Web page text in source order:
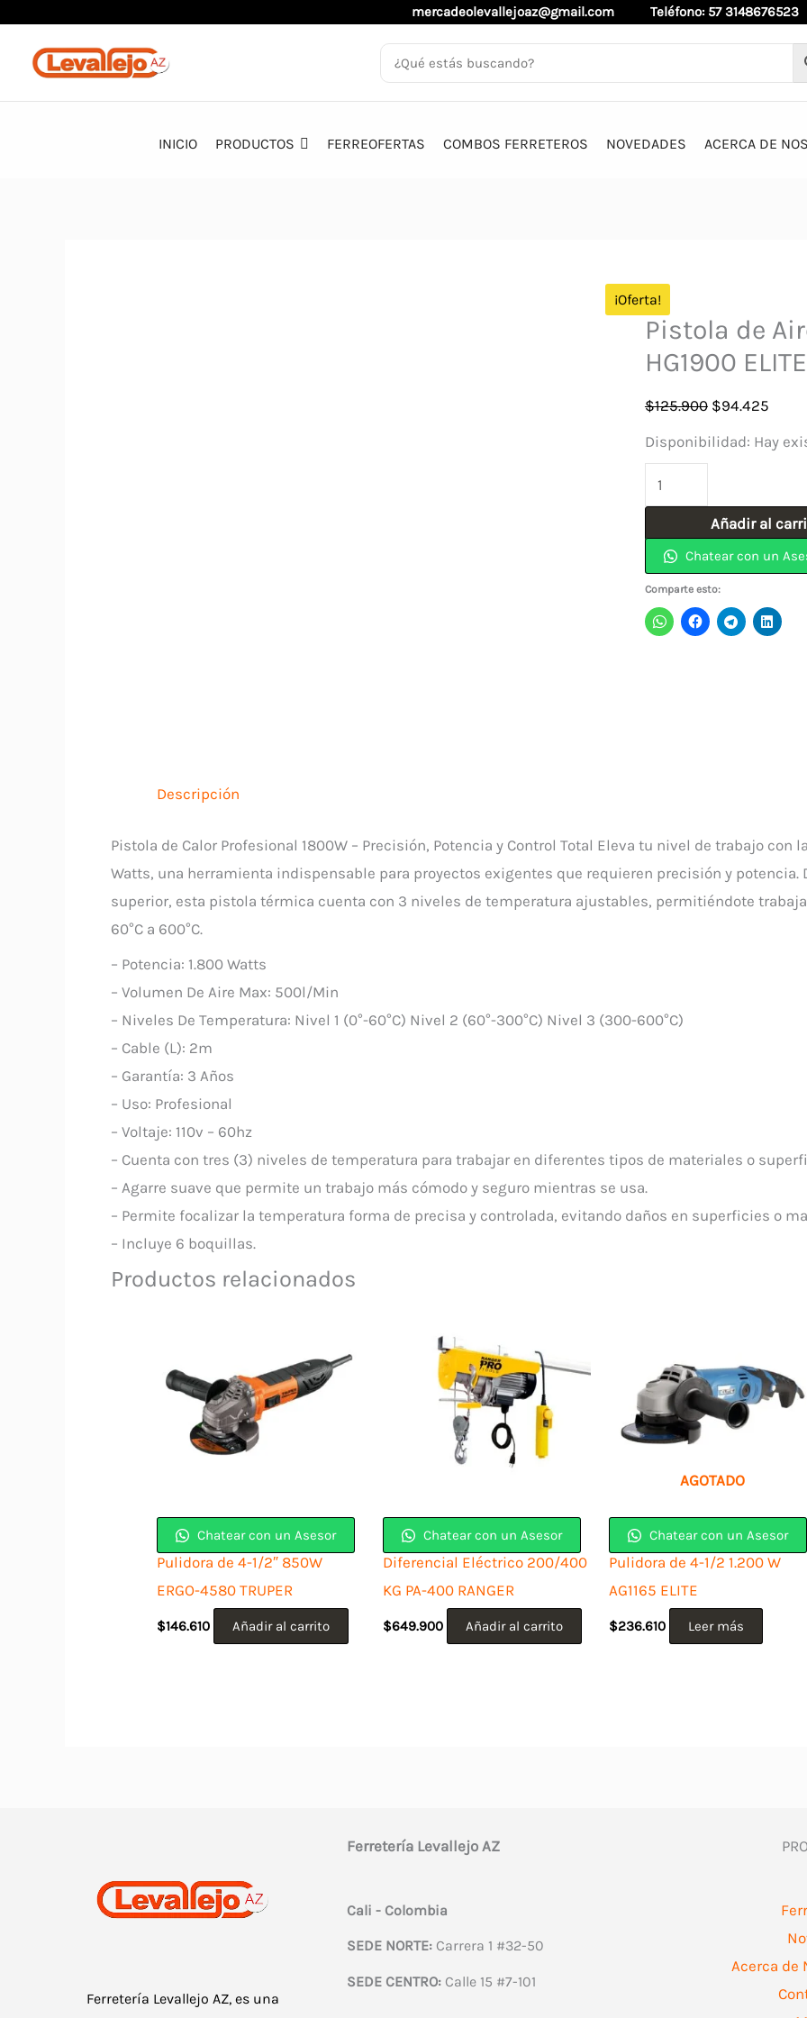
contenido
mercadeolevallejoaz@gmail.com Teléfono: 57 3148676523
INICIO PRODUCTOS FERREOFERTAS COMBOS FERRETEROS NOVEDADES ACERCA DE
¡Oferta!
Pistola de
HG1900 ELITE
$125.900 El
precio
$125.900.
$94.425El
precio
Disponibilidad: Hay
Pistola
de
Caliente
1800W
HG1900
Añadir al
Chatear con un
Comparte esto:
Descripción
Pistola de Calor Profesional 1800W – Precisión, Potencia y Control Total Eleva tu nivel de trabajo con
Watts, una herramienta indispensable para proyectos exigentes que requieren precisión y
superior, esta pistola térmica cuenta con 3 niveles de temperatura ajustables, permitiéndote
60°C a 600°C.
– Potencia: 1.800 Watts
– Volumen De Aire Max: 500l/Min
– Niveles De Temperatura: Nivel 1 (0°-60°C) Nivel 2 (60°-300°C) Nivel 3 (300-600°C)
– Cable (L): 2m
– Garantía: 3 Años
– Uso: Profesional
– Voltaje: 110v – 60hz
– Cuenta con tres (3) niveles de temperatura para trabajar en diferentes tipos de materiales o
– Agarre suave que permite un trabajo más cómodo y seguro mientras se usa.
– Permite focalizar la temperatura forma de precisa y controlada, evitando daños en superficies o
– Incluye 6 boquillas.
Productos relacionados
Chatear con un Asesor
Pulidora de 4-1/2″ 850W
ERGO-4580 TRUPER
$146.610 Añadir al carrito
Chatear con un Asesor
Diferencial Eléctrico 200/400
KG PA-400 RANGER
$649.900 Añadir al carrito
AGOTADO
Chatear con un Asesor
Pulidora de 4-1/2 1.200 W
AG1165 ELITE
$236.610 Leer más
Ferretería Levallejo AZ, es una
Ferretería Levallejo AZ
Cali - Colombia
SEDE NORTE:Carrera 1 #32-50
SEDE CENTRO:Calle 15 #7-101
Acerca de